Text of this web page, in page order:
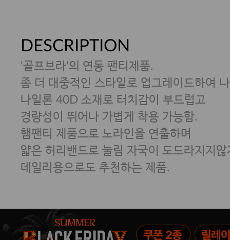
DESCRIPTION
'골프브라'의 연동 팬티제품.
좀 더 대중적인 스타일로 업그레이드하여
나일론 40D 소재로 터치감이 부드럽고
경량성이 뛰어나 가볍게 착용 가능함.
햄팬티 제품으로 노라인을 연출하며
얇은 허리밴드로 눌림 자국이 도드라지지않
데일리용으로도 추천하는 제품.